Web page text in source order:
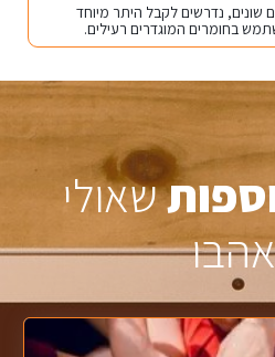
נדרשים לקבל היתר מיוחד
בחומרים המוגדרים רעילים.
שאולי